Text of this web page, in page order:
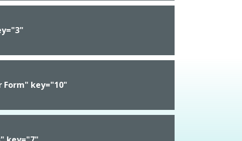
key="10"